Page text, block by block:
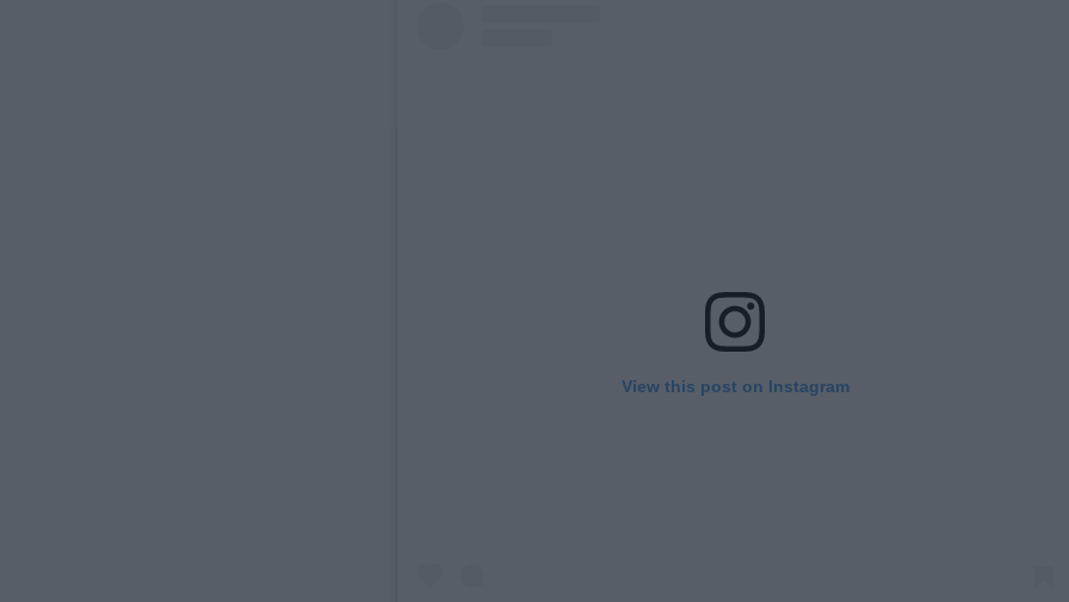
View this post on Instagram